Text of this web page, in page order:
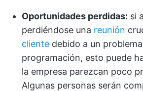
Oportunidades perdidas: si
perdiéndose una reunión
cliente debido a un
programación, esto puede
la empresa parezcan poco
Algunas personas serán